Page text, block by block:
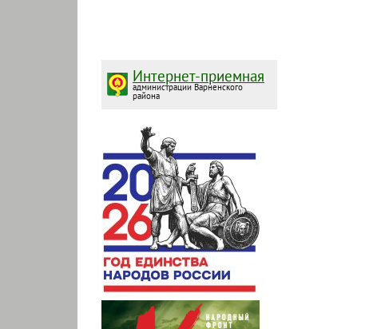
Интернет-приемная
администрации Варненского
района